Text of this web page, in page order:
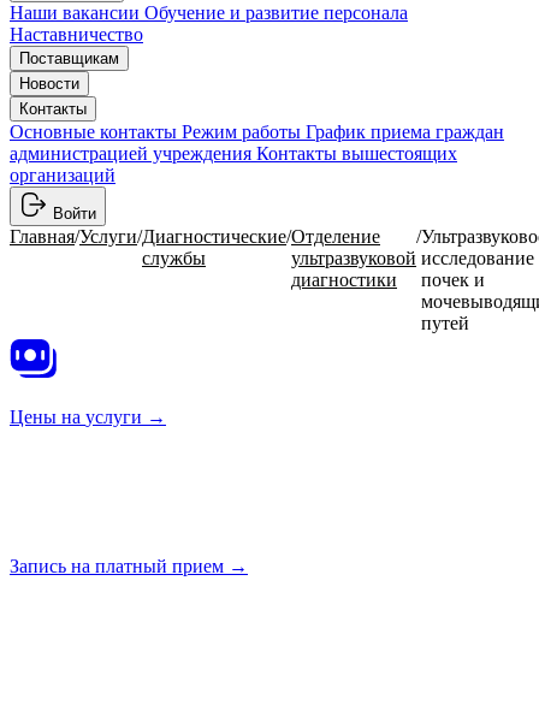
Наши вакансии Обучение и развитие персонала
Наставничество
Поставщикам
Новости
Контакты
Основные контакты Режим работы График приема граждан
администрацией учреждения Контакты вышестоящих
организаций
Войти
Главная/Услуги/Диагностические
службы
/Отделение
ультразвуковой
диагностики
/
исследование
почек и
путей
Цены на услуги →
Запись на платный прием →